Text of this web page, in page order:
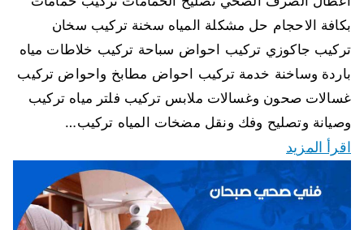
بكافة الاحجام حل مشكلة المياه سخنة تركيب سخان
تركيب جاكوزي تركيب احواض سباحة تركيب خلاطات مياه
باردة وساخنة خدمة تركيب احواض مطابخ واحواض تركيب
غسالات صحون وغسالات ملابس تركيب فلتر مياه تركيب
وصيانة وتصليح وفك ونقل مضخات المياه تركيب…
اقرأ المزيد